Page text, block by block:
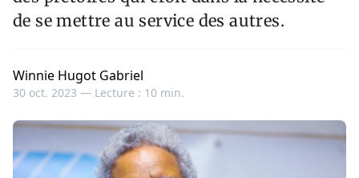
de se mettre au service des autres.
Winnie Hugot Gabriel
30 oct. 2023 — Lecture : 10 min.